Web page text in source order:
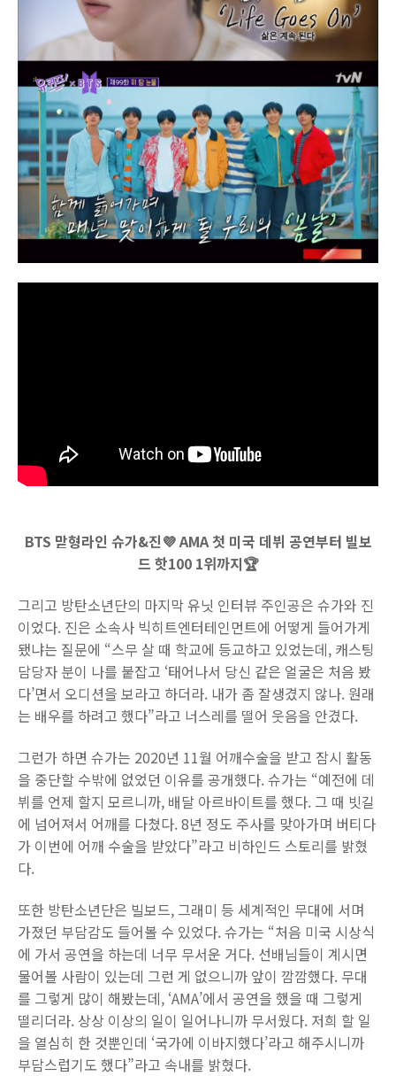
BTS 맏형라인 슈가&진💜 AMA 첫 미국 데뷔 공연부터 빌보
드 핫100 1위까지🏆
그리고 방탄소년단의 마지막 유닛 인터뷰 주인공은 슈가와 진
이었다. 진은 소속사 빅히트엔터테인먼트에 어떻게 들어가게
됐냐는 질문에 “스무 살 때 학교에 등교하고 있었는데, 캐스팅
담당자 분이 나를 붙잡고 ‘태어나서 당신 같은 얼굴은 처음 봤
다’면서 오디션을 보라고 하더라. 내가 좀 잘생겼지 않나. 원래
는 배우를 하려고 했다”라고 너스레를 떨어 웃음을 안겼다.
그런가 하면 슈가는 2020년 11월 어깨수술을 받고 잠시 활동
을 중단할 수밖에 없었던 이유를 공개했다. 슈가는 “예전에 데
뷔를 언제 할지 모르니까, 배달 아르바이트를 했다. 그 때 빗길
에 넘어져서 어깨를 다쳤다. 8년 정도 주사를 맞아가며 버티다
가 이번에 어깨 수술을 받았다”라고 비하인드 스토리를 밝혔
다.
또한 방탄소년단은 빌보드, 그래미 등 세계적인 무대에 서며
가졌던 부담감도 들어볼 수 있었다. 슈가는 “처음 미국 시상식
에 가서 공연을 하는데 너무 무서운 거다. 선배님들이 계시면
물어볼 사람이 있는데 그런 게 없으니까 앞이 깜깜했다. 무대
를 그렇게 많이 해봤는데, ‘AMA’에서 공연을 했을 때 그렇게
떨리더라. 상상 이상의 일이 일어나니까 무서웠다. 저희 할 일
을 열심히 한 것뿐인데 ‘국가에 이바지했다’라고 해주시니까
부담스럽기도 했다”라고 속내를 밝혔다.